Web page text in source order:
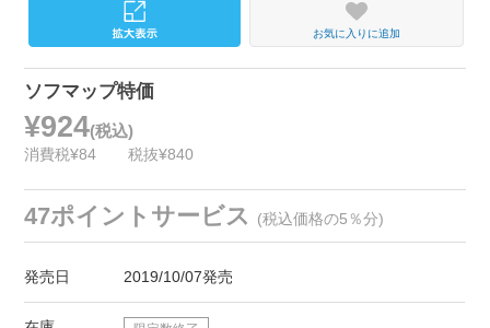
お気に入りに追加
ソフマップ特価
¥924(税込)
消費税¥84 税抜¥840
47ポイントサービス (税込価格の5％分)
発売日 2019/10/07発売